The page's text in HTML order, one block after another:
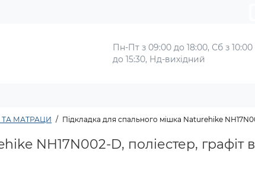
Пн-Пт з 09:00 до 18:00, Сб з 10:00
до 15:30, Нд-вихідний
МАТРАЦИ Підкладка для спального мішка Naturehike
NH17N002-D, поліестер, графіт в